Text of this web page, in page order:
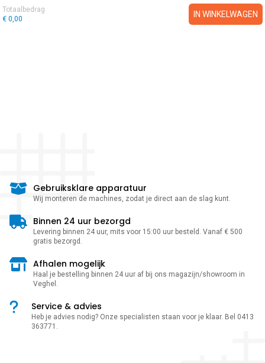
Totaalbedrag
€ 0,00
IN WINKELWAGEN
Gebruiksklare apparatuur
Wij monteren de machines, zodat je direct aan de slag kunt.
Binnen 24 uur bezorgd
Levering binnen 24 uur, mits voor 15:00 uur besteld. Vanaf € 500
gratis bezorgd.
Afhalen mogelijk
Haal je bestelling binnen 24 uur af bij ons magazijn/showroom in
Veghel.
Service & advies
Heb je advies nodig? Onze specialisten staan voor je klaar. Bel 0413
363771.